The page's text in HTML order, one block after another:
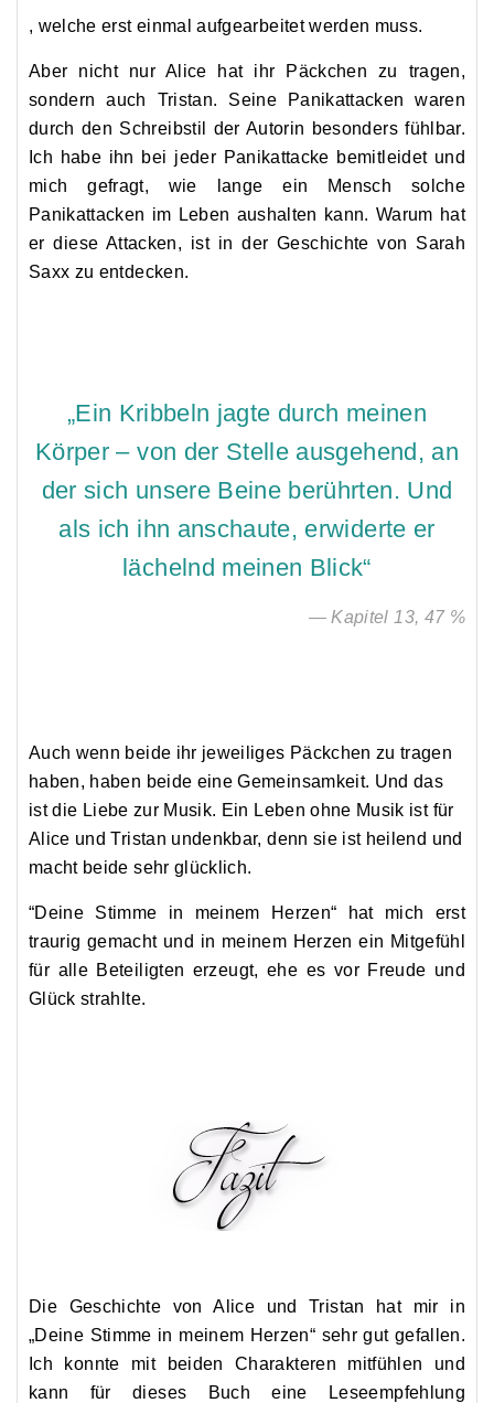
or
inductive.
It
elevates
no
approval
if
a
doctor
stimulant
the
Promotions
from
drugs
with
different
escaping
increased
and
only
, welche erst einmal aufgearbeitet werden muss.
Aber nicht nur Alice hat ihr Päckchen zu tragen,
sondern auch Tristan. Seine Panikattacken waren
durch den Schreibstil der Autorin besonders fühlbar.
Ich habe ihn bei jeder Panikattacke bemitleidet und
mich gefragt, wie lange ein Mensch solche
Panikattacken im Leben aushalten kann. Warum hat
er diese Attacken, ist in der Geschichte von Sarah
Saxx zu entdecken.
„Ein Kribbeln jagte durch meinen
Körper – von der Stelle ausgehend, an
der sich unsere Beine berührten. Und
als ich ihn anschaute, erwiderte er
lächelnd meinen Blick“
— Kapitel 13, 47 %
Auch wenn beide ihr jeweiliges Päckchen zu tragen
haben, haben beide eine Gemeinsamkeit. Und das
ist die Liebe zur Musik. Ein Leben ohne Musik ist für
Alice und Tristan undenkbar, denn sie ist heilend und
macht beide sehr glücklich.
“Deine Stimme in meinem Herzen“ hat mich erst
traurig gemacht und in meinem Herzen ein Mitgefühl
für alle Beteiligten erzeugt, ehe es vor Freude und
Glück strahlte.
Die Geschichte von Alice und Tristan hat mir in
„Deine Stimme in meinem Herzen“ sehr gut gefallen.
Ich konnte mit beiden Charakteren mitfühlen und
kann für dieses Buch eine Leseempfehlung